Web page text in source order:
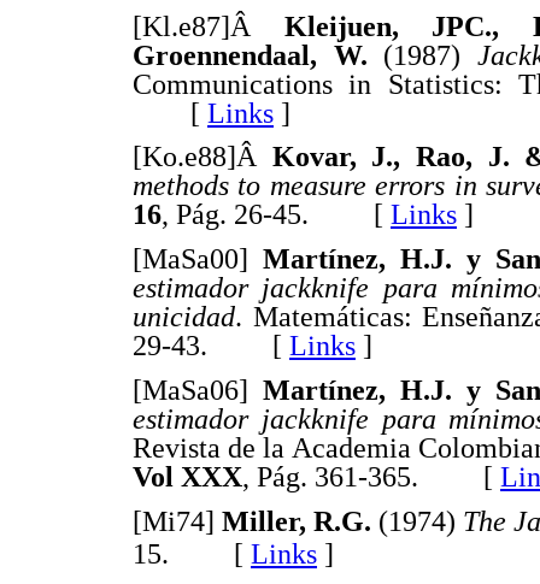
[Kl.e87]Â Kleijuen, JPC.,
Groennendaal, W. (1987)
Communications in Statistics:
[ Links ]
[Ko.e88]Â Kovar, J., Rao, J.
methods to measure errors in
16, Pág. 26-45. [ Links ]
[MaSa00] Martínez, H.J. y
estimador jackknife para
unicidad. Matemáticas:
29-43. [ Links ]
[MaSa06] Martínez, H.J. y
estimador jackknife para
Revista de la Academia
Vol XXX, Pág. 361-365. [
[Mi74] Miller, R.G. (1974) The
15. [ Links ]